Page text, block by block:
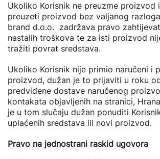
Ukoliko Korisnik ne preuzme proizvod
preuzeti proizvod bez valjanog
brand d.o.o. zadržava pravo
nastalih troškova te za isti proizvod
tražiti povrat sredstava.
Ukoliko Korisnik nije primio naručeni i
proizvod, dužan je to prijaviti u roku
predviđene dostave naručenog
kontakata objavljenih na stranici,
je u tom slučaju dužan ponuditi
uplaćenih sredstava ili novi proizvod.
Pravo na jednostrani raskid ugovora